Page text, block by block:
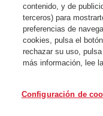
contenido, y de
terceros) para
preferencias de
cookies, pulsa el
rechazar su uso,
más información, lee
Configuración de